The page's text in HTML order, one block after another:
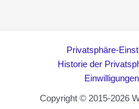
Privatsphäre-
Historie der
Copyright © 2015-2026